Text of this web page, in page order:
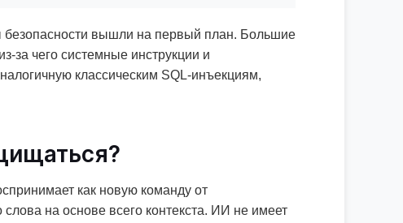
безопасности вышли на первый план. Большие
за чего системные инструкции и
классическим SQL-инъекциям,
как новую команду от
на основе всего контекста. ИИ не имеет